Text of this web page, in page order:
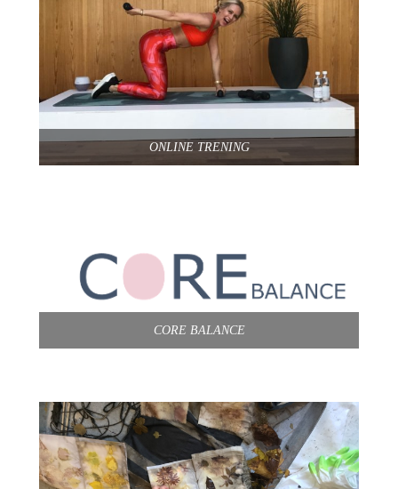
ONLINE TRENING
CORE BALANCE